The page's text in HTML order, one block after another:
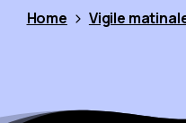
Home Vigile